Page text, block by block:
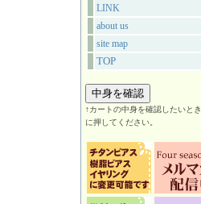
LINK
about us
site map
TOP
↑カートの中身を確認したいとき
に押してください。